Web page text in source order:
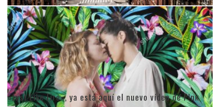
«Just Like Fire», ya está aquí el nuevo vídeo de P!nk